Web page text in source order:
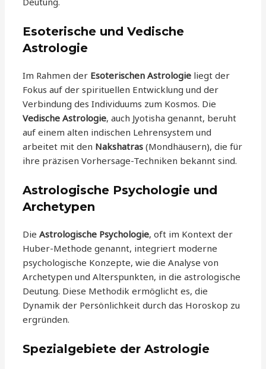
Esoterische und Vedische
Astrologie
Im Rahmen der Esoterischen Astrologie liegt der
Fokus auf der spirituellen Entwicklung und der
Verbindung des Individuums zum Kosmos. Die
Vedische Astrologie, auch Jyotisha genannt, beruht
auf einem alten indischen Lehrensystem und
arbeitet mit den Nakshatras (Mondhäusern), die für
ihre präzisen Vorhersage-Techniken bekannt sind.
Astrologische Psychologie und
Archetypen
DieAstrologische Psychologie, oft im Kontext der
Huber-Methode genannt, integriert moderne
psychologische Konzepte, wie die Analyse von
Archetypen und Alterspunkten, in die astrologische
Deutung. Diese Methodik ermöglicht es, die
Dynamik der Persönlichkeit durch das Horoskop zu
ergründen.
Spezialgebiete der Astrologie